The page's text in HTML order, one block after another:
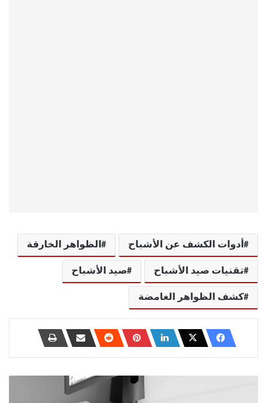
أدوات الكشف عن الأشباح الظواهر الخارقة
تقنيات صيد الأشباح صيد الأشباح
كشف الظواهر الغامضة